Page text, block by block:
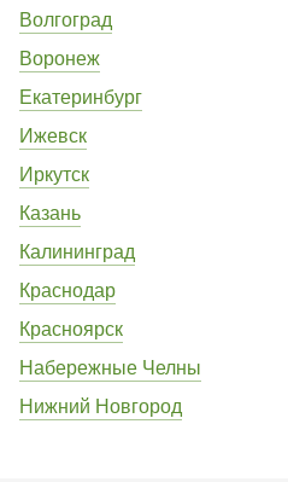
Волгоград
Воронеж
Екатеринбург
Ижевск
Иркутск
Казань
Калининград
Краснодар
Красноярск
Набережные Челны
Нижний Новгород